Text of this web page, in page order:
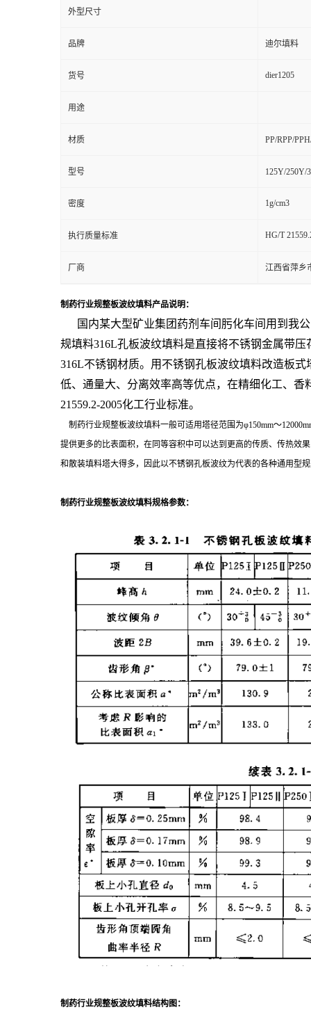
外型尺寸
品牌 迪尔填料
货号 dier1205
用途
材质 PP/RPP/
型号 125Y/250Y/
密度 1g/cm3
执行质量标准 HG/T
厂商 江西省萍乡
制药行业规整板波纹填料产品说明：
国内某大型矿业集团药剂车间肟化车间用到我
规填料316L孔板波纹填料是直接将不锈钢金属带
316L不锈钢材质。 用不锈钢孔板波纹填料改造板
低、通量大、分离效率高等优点，在精细化工、
21559.2-2005化工行业标准。
制药行业规整板波纹填料一般可适用塔径范围为φ150mm～
提供更多的比表面积，在同等容积中可以达到更高的传质、传热效
和散装填料塔大得多，因此以不锈钢孔板波纹为代表的各种通用型
制药行业规整板波纹填料规格参数：
制药行业规整板波纹填料结构图：